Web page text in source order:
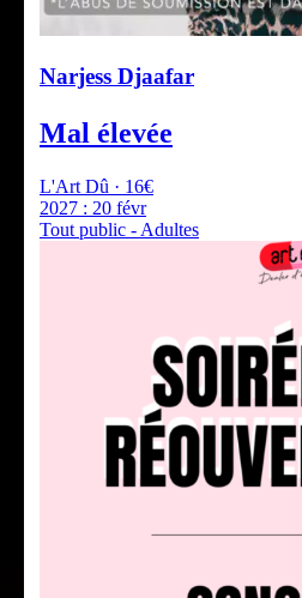
Narjess Djaafar
Mal élevée
L'Art Dû · 16€
2027 : 20 févr
Tout public - Adultes